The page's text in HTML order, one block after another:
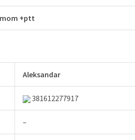
+ptt
Aleksandar
381612277917
–